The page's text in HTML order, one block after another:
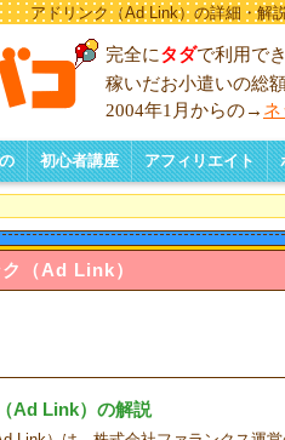
アドリンク（Ad Link）の詳細・解
完全にタダで利用で
稼いだお小遣いの総
2004年1月からの→
のリスト
ドレス
座
フト
初心者講座
初心者講座 一覧
効率よく稼ぐコツ
おすすめTOP5
HPの作り方
自分ひとりでも報酬
ASP比較
ショップを作ろう
サイト運営の注意
アクセスアップ対策
アフィリエイトの税金
アフィリエイト
広告収入のいろい
アフィリエイトと
アフィリエイト比
ブログ記事型比較
リンクスタッフ比
クリック保証比較
携帯専用ASP比較
（Ad Link）
（Ad Link）の解説